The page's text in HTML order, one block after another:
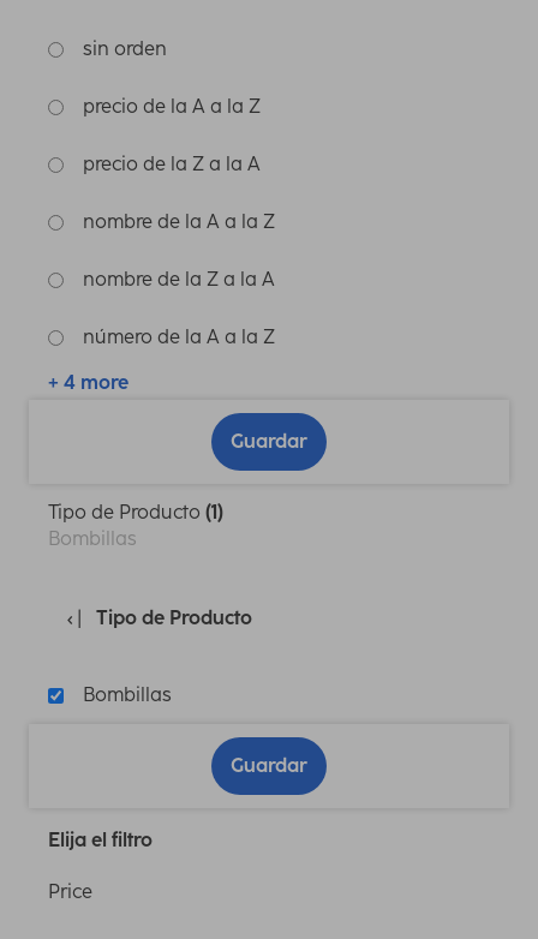
sin orden
precio de la A a la Z
precio de la Z a la A
nombre de la A a la Z
nombre de la Z a la A
número de la A a la Z
+ 4 more
Guardar
Tipo de Producto (1)
Bombillas
Tipo de Producto
Bombillas
Guardar
Elija el filtro
Price